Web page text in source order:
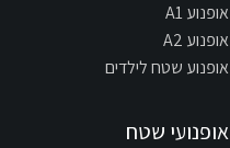
אופנוע A1
אופנוע A2
אופנוע שטח לילדים
אופנועי שטח